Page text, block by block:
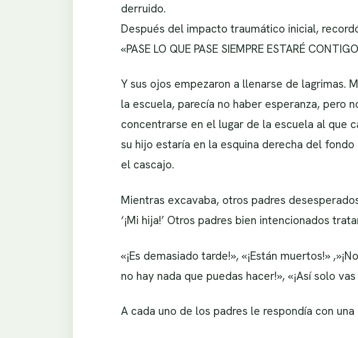
derruido.
Después del impacto traumático inicial,
«PASE LO QUE PASE SIEMPRE ESTARÉ
Y sus ojos empezaron a llenarse de lagrimas.
la escuela, parecía no haber esperanza, pero
concentrarse en el lugar de la escuela al que
su hijo estaría en la esquina derecha del
el cascajo.
Mientras excavaba, otros padres
‘¡Mi hija!’ Otros padres bien intencionados
«¡Es demasiado tarde!», «¡Están muertos!»
no hay nada que puedas hacer!», «¡Así solo
A cada uno de los padres le respondía con una